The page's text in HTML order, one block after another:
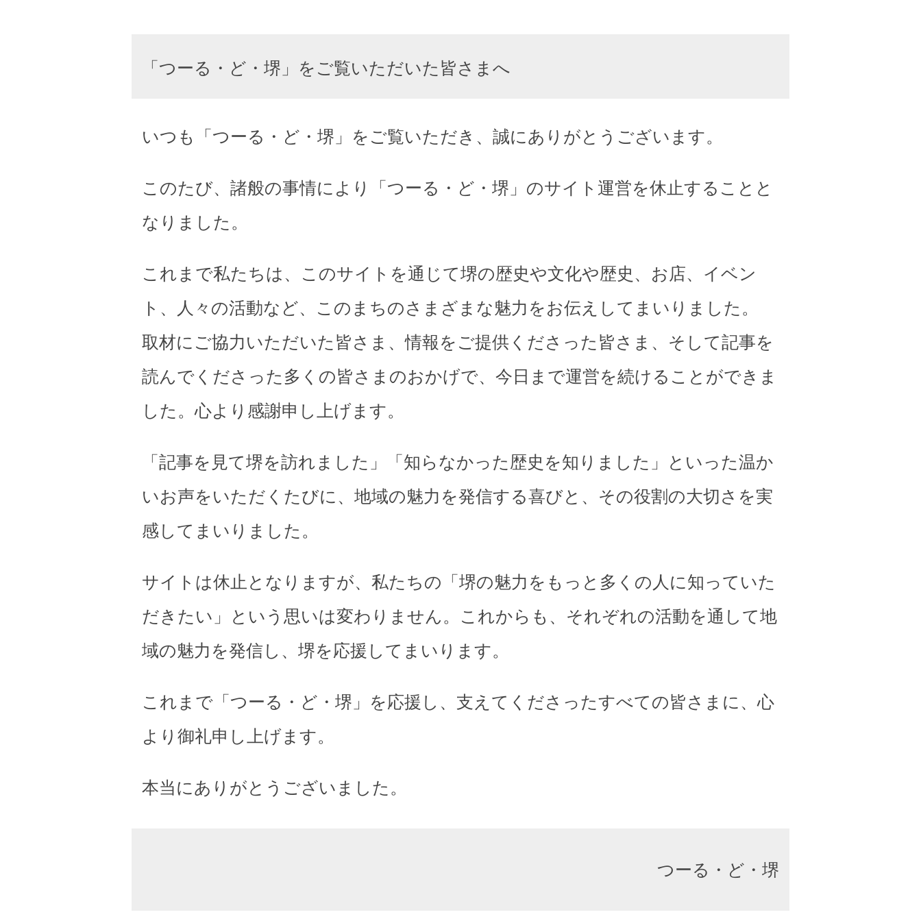
「つーる・ど・堺」をご覧いただいた皆さまへ
いつも「つーる・ど・堺」をご覧いただき、誠にありがとうございます。
このたび、諸般の事情により「つーる・ど・堺」のサイト運営を休止することと
なりました。
これまで私たちは、このサイトを通じて堺の歴史や文化や歴史、お店、イベン
ト、人々の活動など、このまちのさまざまな魅力をお伝えしてまいりました。
取材にご協力いただいた皆さま、情報をご提供くださった皆さま、そして記事を
読んでくださった多くの皆さまのおかげで、今日まで運営を続けることができま
した。心より感謝申し上げます。
「記事を見て堺を訪れました」「知らなかった歴史を知りました」といった温か
いお声をいただくたびに、地域の魅力を発信する喜びと、その役割の大切さを実
感してまいりました。
サイトは休止となりますが、私たちの「堺の魅力をもっと多くの人に知っていた
だきたい」という思いは変わりません。これからも、それぞれの活動を通して地
域の魅力を発信し、堺を応援してまいります。
これまで「つーる・ど・堺」を応援し、支えてくださったすべての皆さまに、心
より御礼申し上げます。
本当にありがとうございました。
つーる・ど・堺